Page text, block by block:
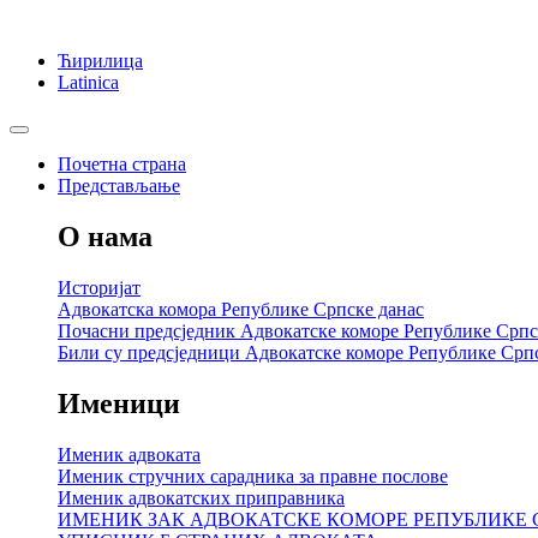
Ћирилица
Latinica
Почетна страна
Представљање
О нама
Историјат
Адвокатска комора Републике Српске данас
Почасни предсједник Адвокатске коморе Републике
Били су предсједници Адвокатске коморе Републике
Именици
Именик адвоката
Именик стручних сарадника за правне послове
Именик адвокатских приправника
ИМЕНИК ЗАК АДВОКАТСКЕ КОМОРЕ РЕПУБЛИКЕ